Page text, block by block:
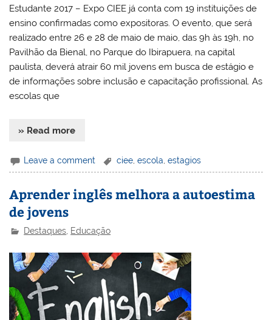
Estudante 2017 – Expo CIEE já conta com 19 instituições de
ensino confirmadas como expositoras. O evento, que será
realizado entre 26 e 28 de maio de maio, das 9h às 19h, no
Pavilhão da Bienal, no Parque do Ibirapuera, na capital
paulista, deverá atrair 60 mil jovens em busca de estágio e
de informações sobre inclusão e capacitação profissional. As
escolas que
» Read more
Leave a comment ciee ,escola ,estagios
Aprender inglês melhora a autoestima
de jovens
Destaques Educação